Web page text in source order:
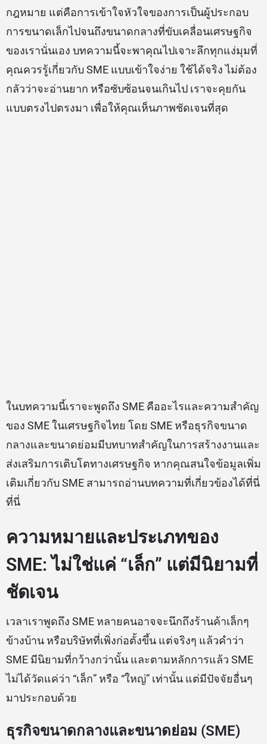
กฎหมาย แต่คือการเข้าใจหัวใจของการเป็นผู้ประกอบ
การขนาดเล็กไปจนถึงขนาดกลางที่ขับเคลื่อนเศรษฐกิจ
ของเรานั่นเอง บทความนี้จะพาคุณไปเจาะลึกทุกแง่มุมที่
คุณควรรู้เกี่ยวกับ SME แบบเข้าใจง่าย ใช้ได้จริง ไม่ต้อง
กลัวว่าจะอ่านยาก หรือซับซ้อนจนเกินไป เราจะคุยกัน
แบบตรงไปตรงมา เพื่อให้คุณเห็นภาพชัดเจนที่สุด
ในบทความนี้เราจะพูดถึง SME คืออะไรและความสำคัญ
ของ SME ในเศรษฐกิจไทย โดย SME หรือธุรกิจขนาด
กลางและขนาดย่อมมีบทบาทสำคัญในการสร้างงานและ
ส่งเสริมการเติบโตทางเศรษฐกิจ หากคุณสนใจข้อมูลเพิ่ม
เติมเกี่ยวกับ SME สามารถอ่านบทความที่เกี่ยวข้องได้ที่นี่
ที่นี่
ความหมายและประเภทของ
SME: ไม่ใช่แค่ “เล็ก” แต่มีนิยามที่
ชัดเจน
เวลาเราพูดถึง SME หลายคนอาจจะนึกถึงร้านค้าเล็กๆ
ข้างบ้าน หรือบริษัทที่เพิ่งก่อตั้งขึ้น แต่จริงๆ แล้วคำว่า
SME มีนิยามที่กว้างกว่านั้น และตามหลักการแล้ว SME
ไม่ได้วัดแค่ว่า “เล็ก” หรือ “ใหญ่” เท่านั้น แต่มีปัจจัยอื่นๆ
มาประกอบด้วย
ธุรกิจขนาดกลางและขนาดย่อม (SME)